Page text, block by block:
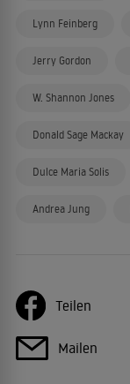
Lynn Feinberg
Jerry Gordon
W. Shannon Jones
Donald Sage Mackay
Dulce Maria Solis
Andrea Jung
Teilen
Mailen